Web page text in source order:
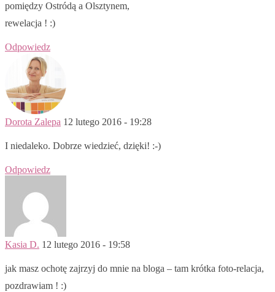
pomiędzy Ostródą a Olsztynem,
rewelacja ! :)
Odpowiedz
Dorota Zalepa 12 lutego 2016 - 19:28
I niedaleko. Dobrze wiedzieć, dzięki! :-)
Odpowiedz
Kasia D. 12 lutego 2016 - 19:58
jak masz ochotę zajrzyj do mnie na bloga – tam krótka foto-relacja,
pozdrawiam ! :)